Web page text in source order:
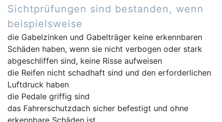
Sichtprüfungen sind bestanden, wenn
beispielsweise
die Gabelzinken und Gabelträger keine erkennbaren
Schäden haben, wenn sie nicht verbogen oder stark
abgeschliffen sind, keine Risse aufweisen
die Reifen nicht schadhaft sind und den erforderlichen
Luftdruck haben
die Pedale griffig sind
das Fahrerschutzdach sicher befestigt und ohne